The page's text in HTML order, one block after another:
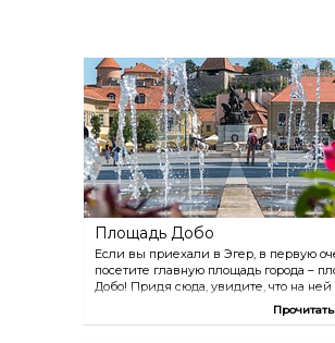
Площадь Добо
Если вы приехали в Эгер, в первую
посетите главную площадь города –
Добо! Придя сюда, увидите, что на
бьёт ключом: это одно из любимых
встречи молодёжи, по ней бегают дети,